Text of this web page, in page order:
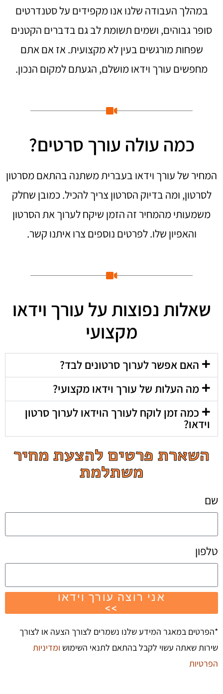
במהלך העבודה שלנו אנו מקפידים על סטנדרטים
סופר גבוהים, ושמים תשומת לב גם בדברים הקטנים
שפחות מורגשים בעין לא מקצועית. אז אם אתם
מחפשים עורך וידאו מושלם, הגעתם למקום הנכון.
כמה עולה עורך סרטים?
המחיר של עורך וידאו בעברית משתנה בהתאם מסרטון
לסרטון, ומה בדיוק הסרטון צריך להכיל. כמובן שחלק
משמעותי מהמחיר זה הזמן שיקח לערוך את הסרטון
והאפיון שלו. לפרטים נוספים צרו איתנו קשר.
שאלות נפוצות על עורך וידאו
מקצועי
האם אפשר לערוך סרטונים לבד?
מה העלות של עורך וידאו מקצועי?
כמה זמן לוקח לעורך הוידאו לערוך סרטון
וידאו?
השארת פרטים להצעת מחיר
משתלמת
שם
טלפון
אני רוצה עורך וידאו
>>
*הפרטים במאגר המידע שלנו נשמרים לצורך הצעה או לצורך
שירות שאתה עשוי לקבל בהתאם לתנאי השימוש ומדיניות
הפרטיות